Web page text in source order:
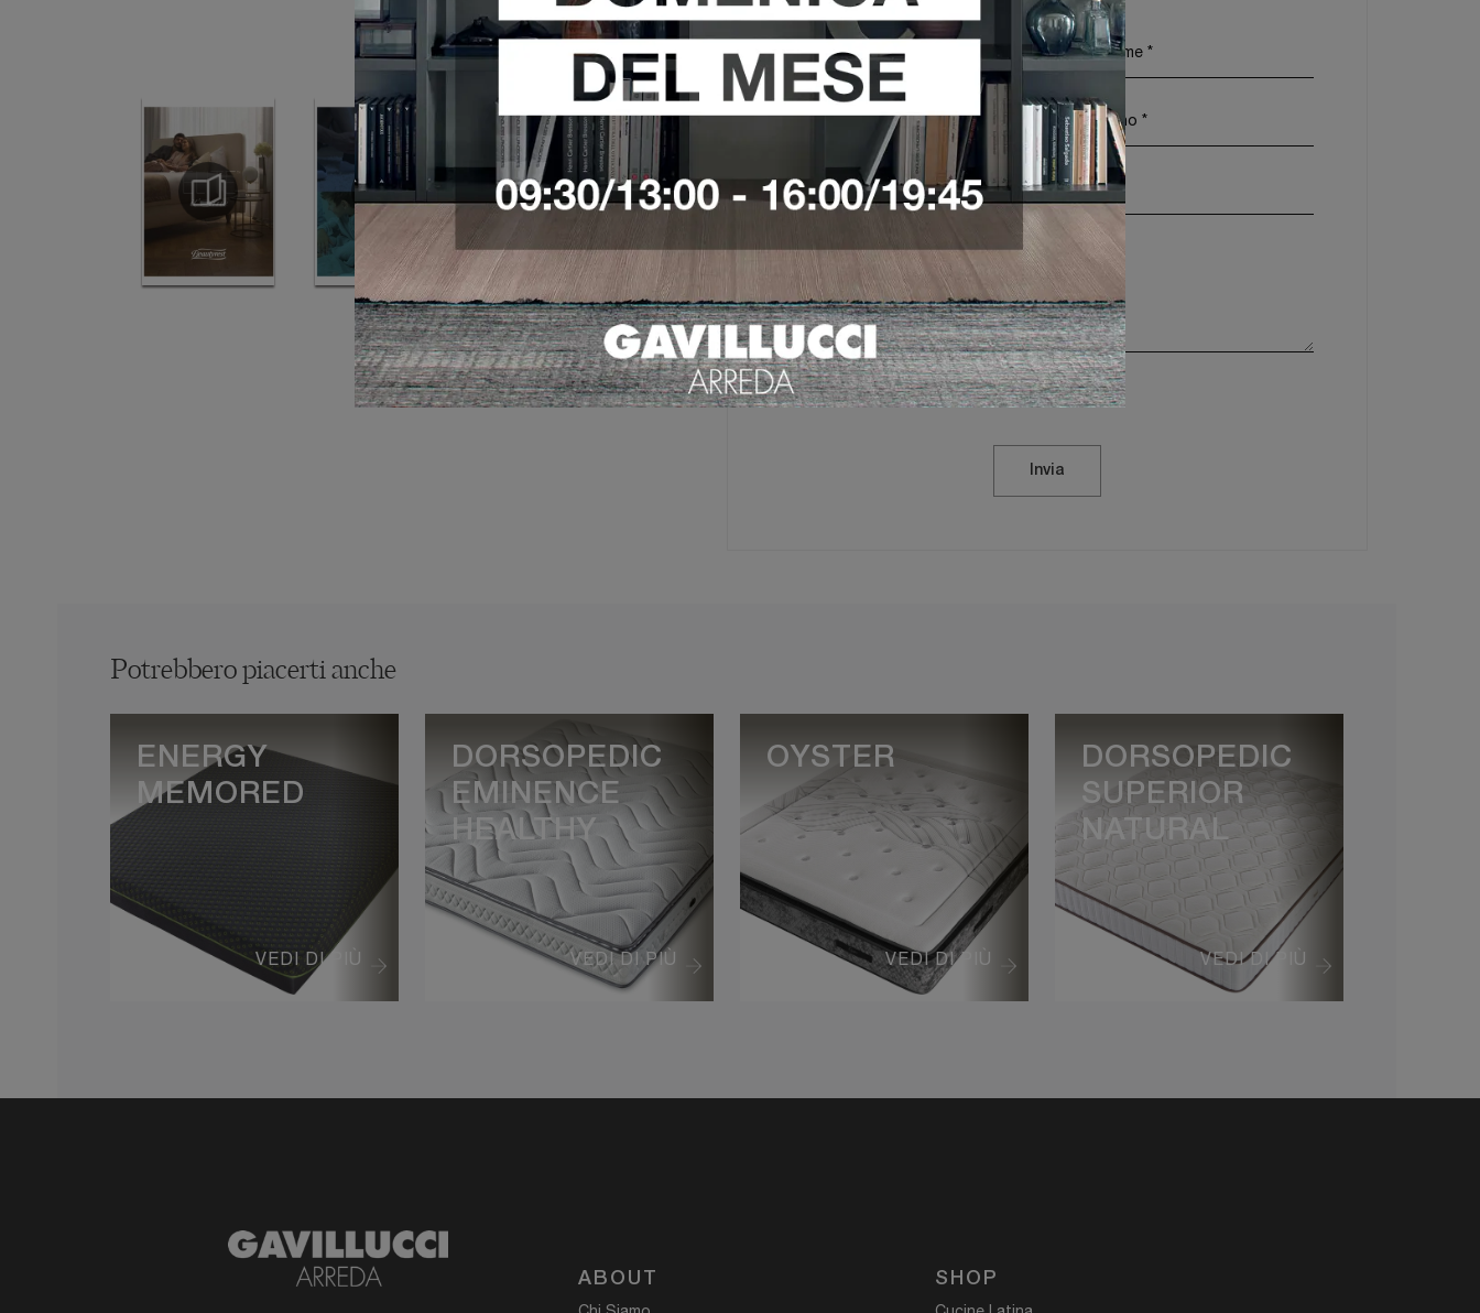
Ho preso visione dellaPrivacy Policy
Invia
Potrebbero piacerti anche
VEDI DI PIÙ
ENERGY
MEMORED
VEDI DI PIÙ
DORSOPEDIC
EMINENCE
HEALTHY
VEDI DI PIÙ
OYSTER
VEDI DI PIÙ
DORSOPEDIC
SUPERIOR
NATURAL
ABOUT
SHOP